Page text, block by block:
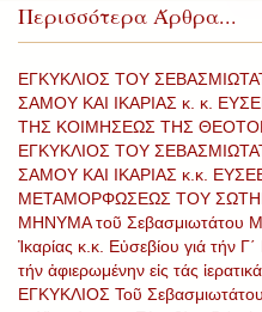
Περισσότερα Άρθρα...
ΕΓΚΥΚΛΙΟΣ ΤΟΥ
ΣΑΜΟΥ ΚΑΙ ΙΚΑΡΙΑΣ κ. κ.
ΤΗΣ ΚΟΙΜΗΣΕΩΣ ΤΗΣ
ΕΓΚΥΚΛΙΟΣ ΤΟΥ
ΣΑΜΟΥ ΚΑΙ ΙΚΑΡΙΑΣ κ.κ.
ΜΕΤΑΜΟΡΦΩΣΕΩΣ ΤΟΥ
ΜΗΝΥΜΑ τοῦ Σεβασμιωτάτου
Ἰκαρίας κ.κ. Εὐσεβίου γιά τήν
τήν ἀφιερωμένην εἰς τάς
ΕΓΚΥΚΛΙΟΣ Τοῦ